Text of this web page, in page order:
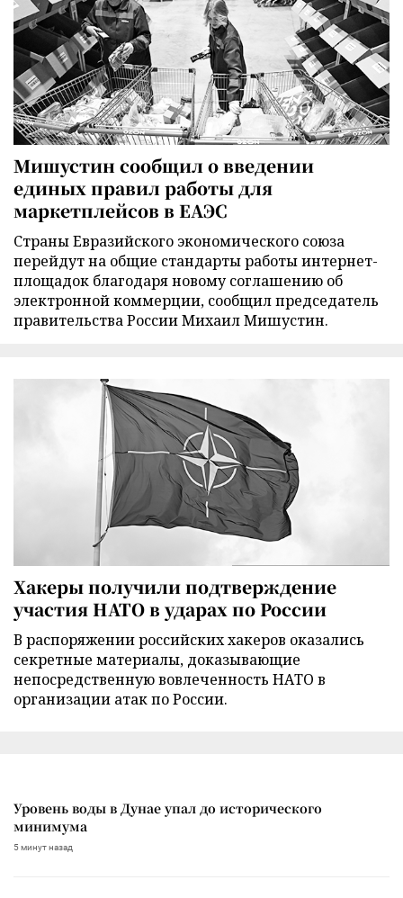
Мишустин сообщил о введении
единых правил работы для
маркетплейсов в ЕАЭС
Страны Евразийского экономического союза
перейдут на общие стандарты работы интернет-
площадок благодаря новому соглашению об
электронной коммерции, сообщил председатель
правительства России Михаил Мишустин.
Хакеры получили подтверждение
участия НАТО в ударах по России
В распоряжении российских хакеров оказались
секретные материалы, доказывающие
непосредственную вовлеченность НАТО в
организации атак по России.
Уровень воды в Дунае упал до исторического
минимума
5 минут назад